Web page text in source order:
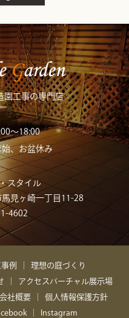
園工事の専門店
～18:00
始、お盆休み
スタイル
見ヶ崎一丁目11-28
4602
例
理想の庭づくり
アクセス バーチャル展示場
会社概要
個人情報保護方針
Instagram